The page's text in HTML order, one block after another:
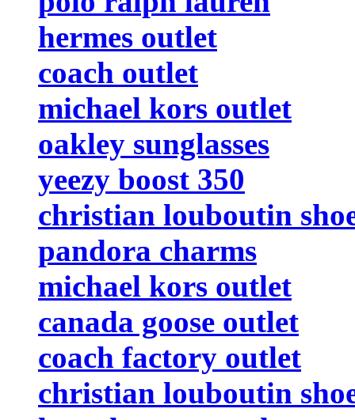
hermes outlet
coach outlet
michael kors outlet
oakley sunglasses
yeezy boost 350
christian louboutin
pandora charms
michael kors outlet
canada goose outlet
coach factory outlet
christian louboutin